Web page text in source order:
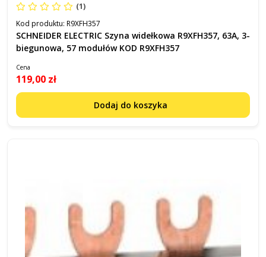
(1)
Kod produktu: R9XFH357
SCHNEIDER ELECTRIC Szyna widełkowa R9XFH357, 63A, 3-
biegunowa, 57 modułów KOD R9XFH357
Cena
119,00 zł
Dodaj do koszyka